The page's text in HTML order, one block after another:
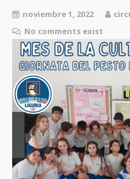
noviembre 1, 2022
No comments exist